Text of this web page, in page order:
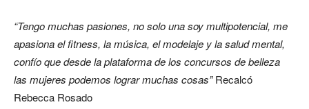
“Tengo muchas pasiones, no solo una soy multipotencial, me
apasiona el fitness, la música, el modelaje y la salud mental,
confío que desde la plataforma de los concursos de belleza
las mujeres podemos lograr muchas cosas”Recalcó
Rebecca Rosado